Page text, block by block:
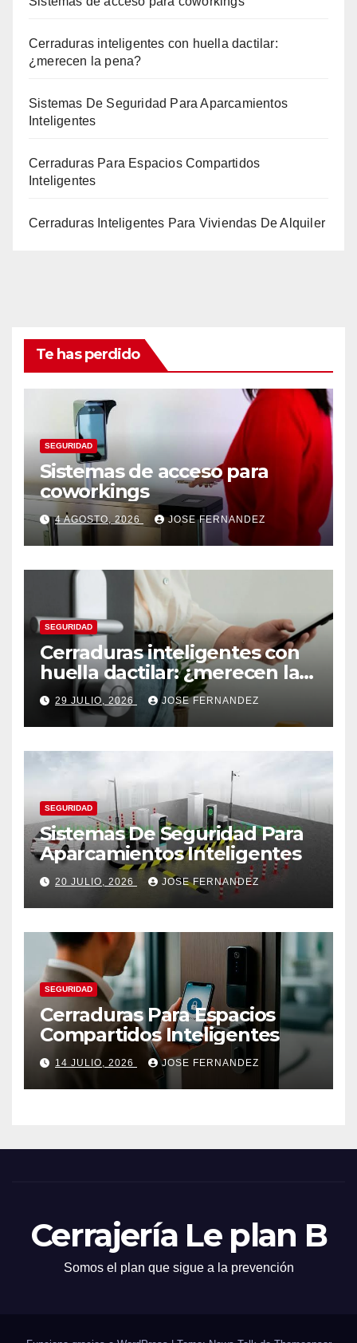
Cerraduras inteligentes con huella dactilar:
¿merecen la pena?
Sistemas De Seguridad Para Aparcamientos
Inteligentes
Cerraduras Para Espacios Compartidos
Inteligentes
Cerraduras Inteligentes Para Viviendas De Alquiler
Te has perdido
SEGURIDAD
Sistemas de acceso para
coworkings
4 AGOSTO, 2026 JOSE FERNANDEZ
SEGURIDAD
Cerraduras inteligentes con
huella dactilar: ¿merecen la
pena?
29 JULIO, 2026 JOSE FERNANDEZ
SEGURIDAD
Sistemas De Seguridad Para
Aparcamientos Inteligentes
20 JULIO, 2026 JOSE FERNANDEZ
SEGURIDAD
Cerraduras Para Espacios
Compartidos Inteligentes
14 JULIO, 2026 JOSE FERNANDEZ
Cerrajería Le plan B
Somos el plan que sigue a la prevención